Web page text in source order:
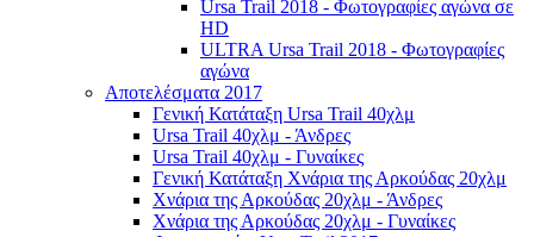
Ursa Trail 2018 - Φωτογραφίες αγώνα σε
HD
ULTRA Ursa Trail 2018 - Φωτογραφίες
αγώνα
Αποτελέσματα 2017
Γενική Κατάταξη Ursa Trail 40χλμ
Ursa Trail 40χλμ - Άνδρες
Ursa Trail 40χλμ - Γυναίκες
Γενική Κατάταξη Χνάρια της Αρκούδας 20χλμ
Χνάρια της Αρκούδας 20χλμ - Άνδρες
Χνάρια της Αρκούδας 20χλμ - Γυναίκες